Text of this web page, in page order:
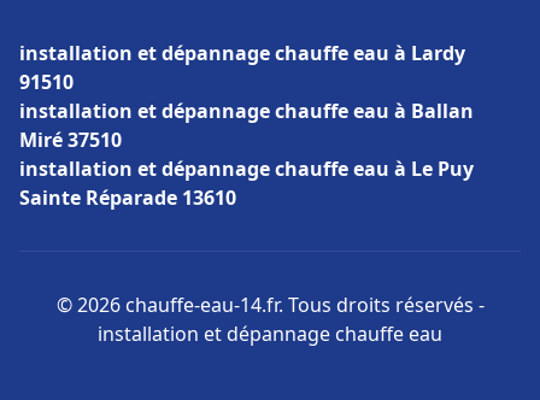
installation et dépannage chauffe eau à Lardy
91510
installation et dépannage chauffe eau à Ballan
Miré 37510
installation et dépannage chauffe eau à Le Puy
Sainte Réparade 13610
© 2026 chauffe-eau-14.fr. Tous droits réservés -
installation et dépannage chauffe eau